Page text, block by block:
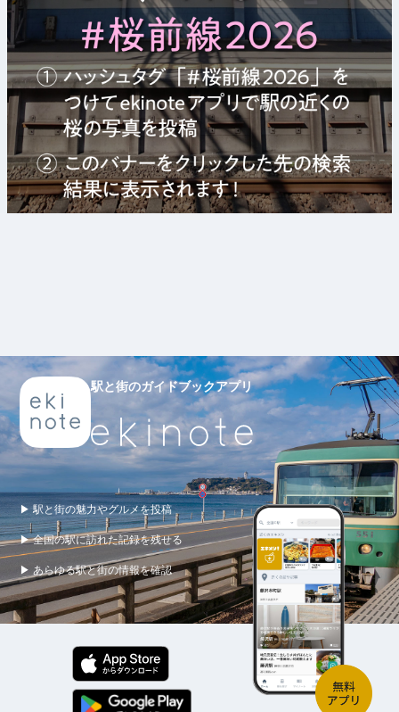
駅と街のガイドブックアプリ
▶ 駅と街の魅力やグルメを投稿
▶ 全国の駅に訪れた記録を残せる
▶ あらゆる駅と街の情報を確認